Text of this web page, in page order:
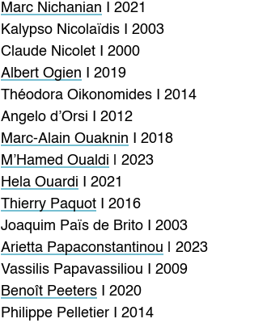
Marc Nichanian I 2021
Kalypso Nicolaïdis I 2003
Claude Nicolet I 2000
Albert Ogien I 2019
Théodora Oikonomides I 2014
Angelo d’Orsi I 2012
Marc-Alain Ouaknin I 2018
M’Hamed Oualdi | 2023
Hela Ouardi I 2021
Thierry PaquotI 2016
Joaquim Païs de Brito I 2003
Arietta Papaconstantinou | 2023
Vassilis Papavassiliou I 2009
Benoît PeetersI 2020
Philippe Pelletier I 2014